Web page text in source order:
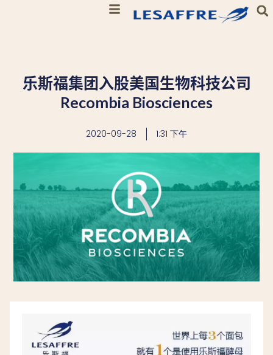
乐斯福集团入股美国生物科技公司
Recombia Biosciences
2020-09-28 1:31 下午